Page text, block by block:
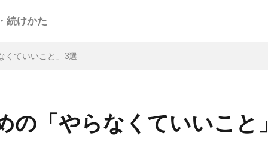
続けかた
くていいこと」3選
の「やらなくていいこと」